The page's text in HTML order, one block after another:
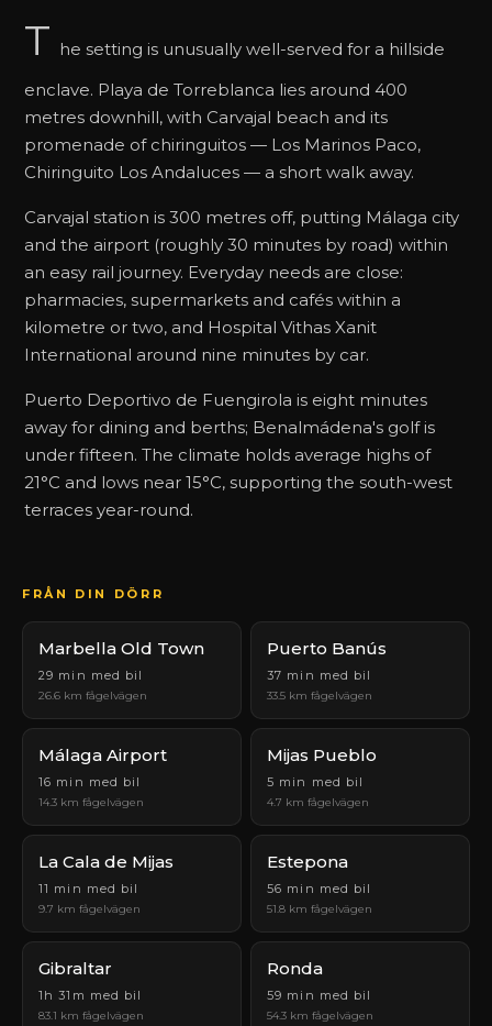
T he setting is unusually well-served for a hillside
enclave. Playa de Torreblanca lies around 400
metres downhill, with Carvajal beach and its
promenade of chiringuitos — Los Marinos Paco,
Chiringuito Los Andaluces — a short walk away.
Carvajal station is 300 metres off, putting Málaga city
and the airport (roughly 30 minutes by road) within
an easy rail journey. Everyday needs are close:
pharmacies, supermarkets and cafés within a
kilometre or two, and Hospital Vithas Xanit
International around nine minutes by car.
Puerto Deportivo de Fuengirola is eight minutes
away for dining and berths; Benalmádena's golf is
under fifteen. The climate holds average highs of
21°C and lows near 15°C, supporting the south-west
terraces year-round.
FRÅN DIN DÖRR
Marbella Old Town
29 min med bil
26.6 km fågelvägen
Puerto Banús
37 min med bil
33.5 km fågelvägen
Málaga Airport
16 min med bil
14.3 km fågelvägen
Mijas Pueblo
5 min med bil
4.7 km fågelvägen
La Cala de Mijas
11 min med bil
9.7 km fågelvägen
Estepona
56 min med bil
51.8 km fågelvägen
Gibraltar
1h 31m med bil
83.1 km fågelvägen
Ronda
59 min med bil
54.3 km fågelvägen